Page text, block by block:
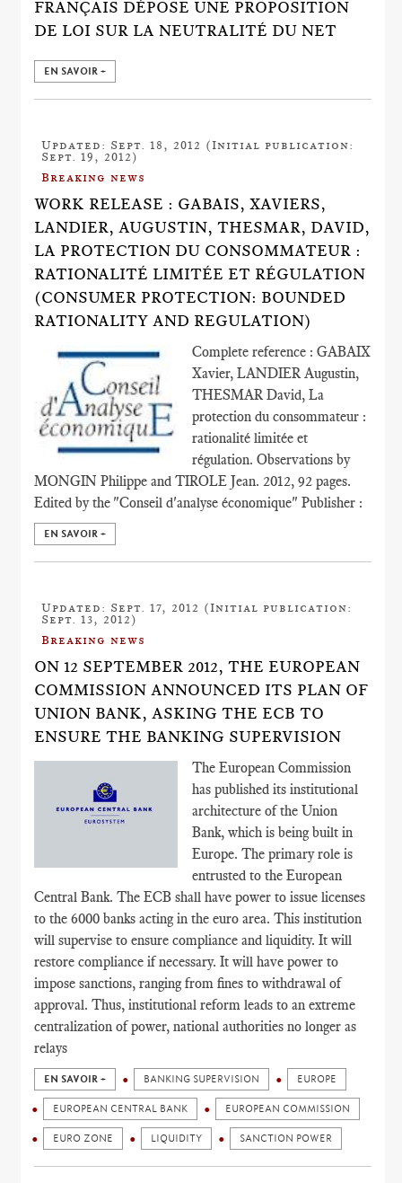
FRANÇAIS DÉPOSE UNE PROPOSITION
DE LOI SUR LA NEUTRALITÉ DU NET
EN SAVOIR +
Updated: Sept. 18, 2012 (Initial publication:
Sept. 19, 2012)
Breaking news
WORK RELEASE : GABAIS, XAVIERS,
LANDIER, AUGUSTIN, THESMAR, DAVID,
LA PROTECTION DU CONSOMMATEUR :
RATIONALITÉ LIMITÉE ET RÉGULATION
(CONSUMER PROTECTION: BOUNDED
RATIONALITY AND REGULATION)
Complete reference : GABAIX
Xavier, LANDIER Augustin,
THESMAR David, La
protection du consommateur :
rationalité limitée et
régulation. Observations by
MONGIN Philippe and TIROLE Jean. 2012, 92 pages.
Edited by the "Conseil d'analyse économique" Publisher :
EN SAVOIR +
Updated: Sept. 17, 2012 (Initial publication:
Sept. 13, 2012)
Breaking news
ON 12 SEPTEMBER 2012, THE EUROPEAN
COMMISSION ANNOUNCED ITS PLAN OF
UNION BANK, ASKING THE ECB TO
ENSURE THE BANKING SUPERVISION
The European Commission
has published its institutional
architecture of the Union
Bank, which is being built in
Europe. The primary role is
entrusted to the European
Central Bank. The ECB shall have power to issue licenses
to the 6000 banks acting in the euro area. This institution
will supervise to ensure compliance and liquidity. It will
restore compliance if necessary. It will have power to
impose sanctions, ranging from fines to withdrawal of
approval. Thus, institutional reform leads to an extreme
centralization of power, national authorities no longer as
relays
EN SAVOIR + BANKING SUPERVISION EUROPE
EUROPEAN CENTRAL BANK EUROPEAN COMMISSION
EURO ZONE LIQUIDITY SANCTION POWER